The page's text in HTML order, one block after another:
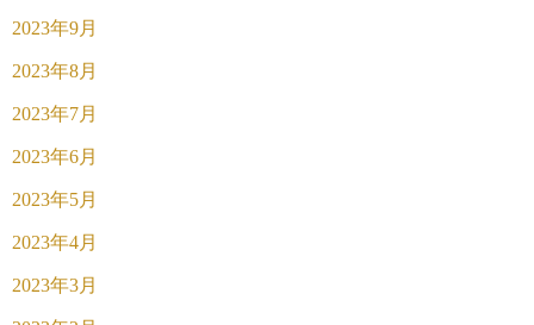
2023年9月
2023年8月
2023年7月
2023年6月
2023年5月
2023年4月
2023年3月